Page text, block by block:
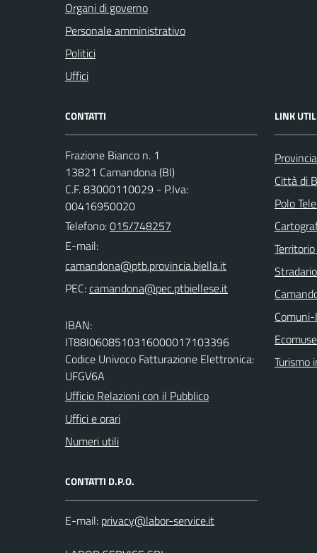
Organi di governo
Personale amministrativo
Politici
Uffici
CONTATTI
Frazione Bianco n. 1
13821 Camandona (BI)
C.F. 83000110029 - P.Iva:
00416950020
Telefono:015/748257
E-mail:
PEC:
IBAN:
IT88I0608510316000017103396
Codice Univoco Fatturazione Elettronica:
UFGV6A
Ufficio Relazioni con il Pubblico
Uffici e orari
Numeri utili
CONTATTI D.P.O.
E-mail:
LINK
Città di
Polo
Turismo